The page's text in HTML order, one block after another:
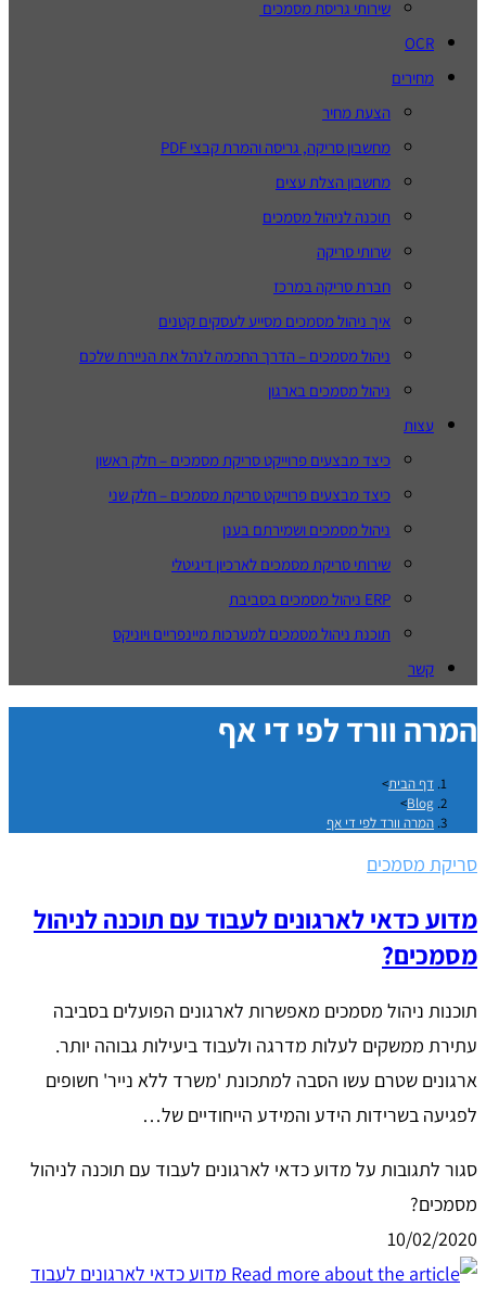
שירותי גריסת מסמכים
OCR
מחירים
הצעת מחיר
מחשבון סריקה, גריסה והמרת קבצי PDF
מחשבון הצלת עצים
תוכנה לניהול מסמכים
שרותי סריקה
חברת סריקה במרכז
איך ניהול מסמכים מסייע לעסקים קטנים
ניהול מסמכים – הדרך החכמה לנהל את הניירת שלכם
ניהול מסמכים בארגון
עצות
כיצד מבצעים פרוייקט סריקת מסמכים – חלק ראשון
כיצד מבצעים פרוייקט סריקת מסמכים – חלק שני
ניהול מסמכים ושמירתם בענן
שירותי סריקת מסמכים לארכיון דיגיטלי
ERP ניהול מסמכים בסביבת
תוכנת ניהול מסמכים למערכות מיינפריים ויוניקס
קשר
המרה וורד לפי די אף
דף הבית>
Blog
>
המרה וורד לפי די אף
סריקת מסמכים
מדוע כדאי לארגונים לעבוד עם תוכנה לניהול
מסמכים?
תוכנות ניהול מסמכים מאפשרות לארגונים הפועלים בסביבה
עתירת ממשקים לעלות מדרגה ולעבוד ביעילות גבוהה יותר.
ארגונים שטרם עשו הסבה למתכונת 'משרד ללא נייר' חשופים
לפגיעה בשרידות הידע והמידע הייחודיים של…
סגור לתגובות על מדוע כדאי לארגונים לעבוד עם תוכנה לניהול
מסמכים?
10/02/2020